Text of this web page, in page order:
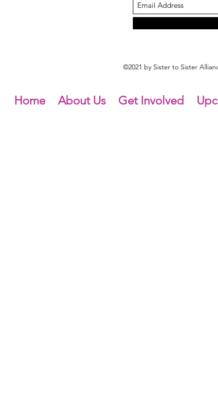
©2021 by Sister to Sister
Home About Us Get Involved